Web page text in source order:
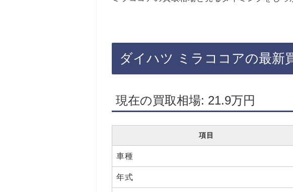
ダイハツ ミラココアの最新
現在の買取相場: 21.9万円
項目
車種
年式